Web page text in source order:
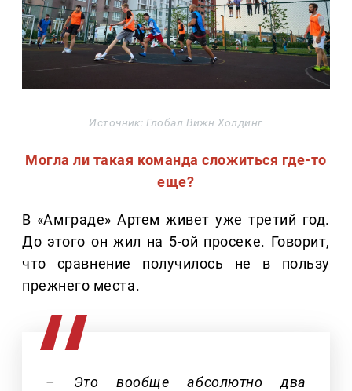
Источник: Глобал Вижн Холдинг
Могла ли такая команда сложиться где-то
еще?
В «Амграде» Артем живет уже третий год.
До этого он жил на 5-ой просеке. Говорит,
что сравнение получилось не в пользу
прежнего места.
– Это вообще абсолютно два